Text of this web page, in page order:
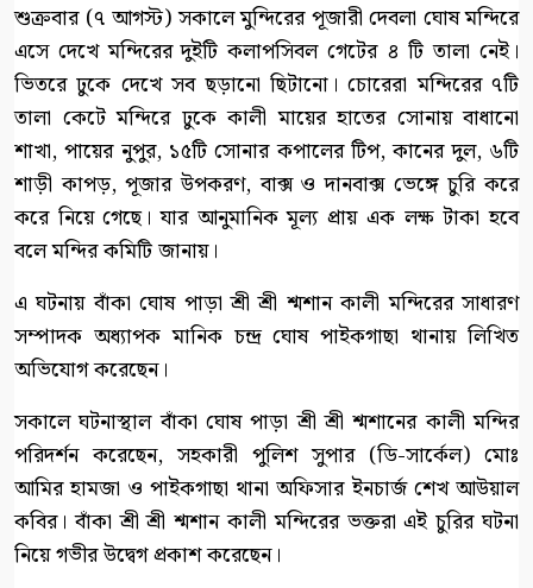
শুক্রবার (৭ আগস্ট) সকালে মুন্দিরের পূজারী দেবলা ঘোষ মন্দিরে
এসে দেখে মন্দিরের দুইটি কলাপসিবল গেটের ৪ টি তালা নেই।
ভিতরে ঢুকে দেখে সব ছড়ানো ছিটানো। চোরেরা মন্দিরের ৭টি
তালা কেটে মন্দিরে ঢুকে কালী মায়ের হাতের সোনায় বাধানো
শাখা, পায়ের নুপুর, ১৫টি সোনার কপালের টিপ, কানের দুল, ৬টি
শাড়ী কাপড়, পূজার উপকরণ, বাক্স ও দানবাক্স ভেঙ্গে চুরি করে
করে নিয়ে গেছে। যার আনুমানিক মূল্য প্রায় এক লক্ষ টাকা হবে
বলে মন্দির কমিটি জানায়।
এ ঘটনায় বাঁকা ঘোষ পাড়া শ্রী শ্রী শ্মশান কালী মন্দিরের সাধারণ
সম্পাদক অধ্যাপক মানিক চন্দ্র ঘোষ পাইকগাছা থানায় লিখিত
অভিযোগ করেছেন।
সকালে ঘটনাস্থাল বাঁকা ঘোষ পাড়া শ্রী শ্রী শ্মশানের কালী মন্দির
পরিদর্শন করেছেন, সহকারী পুলিশ সুপার (ডি-সার্কেল) মোঃ
আমির হামজা ও পাইকগাছা থানা অফিসার ইনচার্জ শেখ আউয়াল
কবির। বাঁকা শ্রী শ্রী শ্মশান কালী মন্দিরের ভক্তরা এই চুরির ঘটনা
নিয়ে গভীর উদ্বেগ প্রকাশ করেছেন।